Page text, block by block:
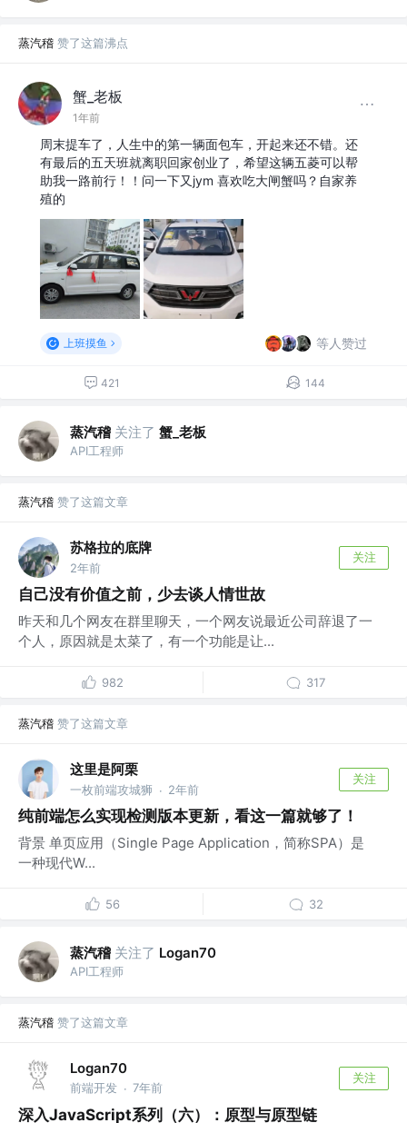
蒸汽稽 赞了这篇沸点
蟹_老板
1年前
周末提车了，人生中的第一辆面包车，开起来还不错。还
有最后的五天班就离职回家创业了，希望这辆五菱可以帮
助我一路前行！！问一下又jym 喜欢吃大闸蟹吗？自家养
殖的
上班摸鱼 等人赞过
421 144
蒸汽稽 关注了 蟹_老板
API工程师
蒸汽稽 赞了这篇文章
苏格拉的底牌
2年前
关注
自己没有价值之前，少去谈人情世故
昨天和几个网友在群里聊天，一个网友说最近公司辞退了一
个人，原因就是太菜了，有一个功能是让...
982 317
蒸汽稽 赞了这篇文章
这里是阿栗
一枚前端攻城狮 · 2年前
关注
纯前端怎么实现检测版本更新，看这一篇就够了！
背景 单页应用（Single Page Application，简称SPA）是
一种现代W...
56 32
蒸汽稽 关注了 Logan70
API工程师
蒸汽稽 赞了这篇文章
Logan70
前端开发 · 7年前
关注
深入JavaScript系列（六）：原型与原型链